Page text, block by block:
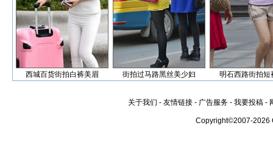
西城百货街拍白裤美眉 街拍过马路黑丝美少妇 明石西路街拍短
关于我们 - 友情链接 - 广告服务 - 我要投稿 -
Copyright©2007-2026